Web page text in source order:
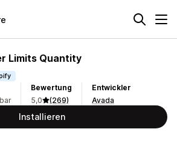
Limits Quantity
Bewertung
5,0
(269)
Entwickler
Avada
Installieren